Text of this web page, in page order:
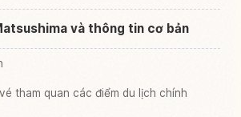
và thông tin cơ bản
tham quan các điểm du lịch chính